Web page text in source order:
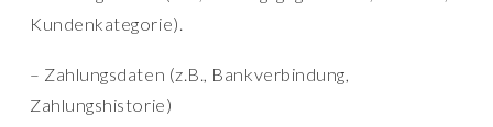
Kundenkategorie).
– Zahlungsdaten (z.B., Bankverbindung,
Zahlungshistorie)